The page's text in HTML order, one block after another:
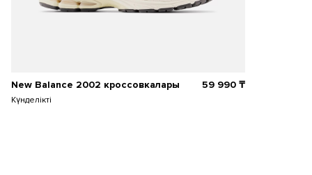
New Balance 2002 кроссовкалары
Күнделікті
59 990₸